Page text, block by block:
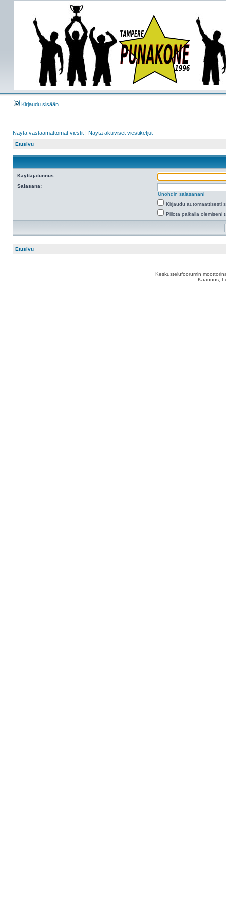
Kirjaudu sisään
Näytä vastaamattomat viestit | Näytä aktiiviset viestiketjut
Etusivu
Käyttäjätunnus:
Salasana:
Unohdin salasanani
Kirjaudu automaattisesti
Piilota paikalla olemiseni
Etusivu
Keskustelufoorumin
Käännös,